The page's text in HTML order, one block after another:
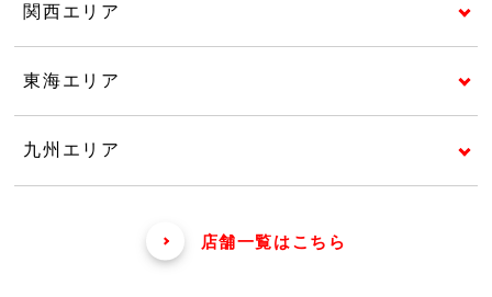
関西エリア
東海エリア
九州エリア
店舗一覧はこちら